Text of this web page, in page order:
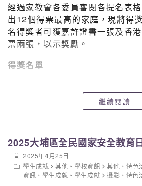
最佳學員獎：2A 林子洛
經過家教會各委員審閱各提名表
出12個得票最高的家庭，現將得
名得獎者可獲嘉許證書一張及香
票兩張，以示獎勵。
得獎名單
2B 蘇日俊
3A 鍾寶兒
3B 何貝嘉
3B 陳葦殷
4A 潘詠恩
繼續閱讀
2025大埔區全民國家安全教育
2025年4月25日
學生成就
其他 、學校資訊 其他 、特色
資訊 、 學生成就 、 學生成就 攝影 、 特色